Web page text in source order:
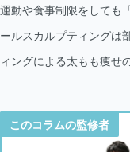
運動や食事制限をしても
ールスカルプティングは
ィングによる太もも痩せ
このコラムの監修者